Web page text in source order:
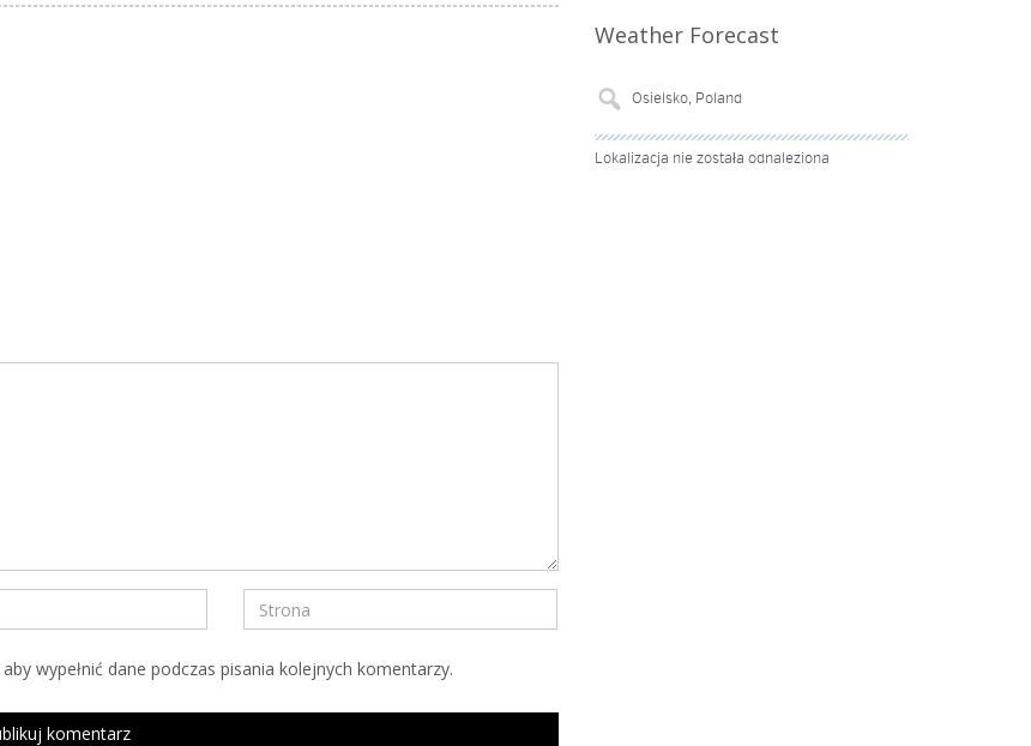
wypełnić dane podczas pisania kolejnych komentarzy.
Weather Forecast
Lokalizacja nie została odnaleziona